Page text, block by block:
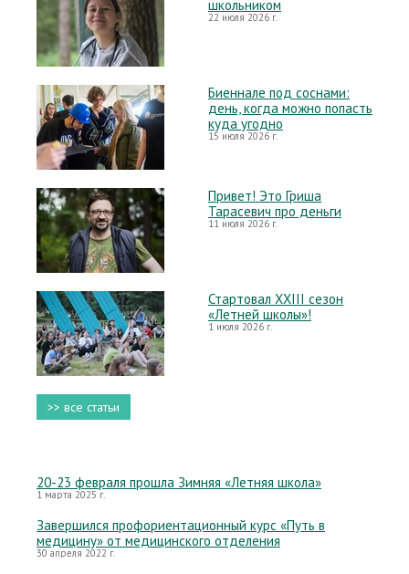
школьником
22 июля 2026 г.
Биеннале под соснами:
день, когда можно попасть
куда угодно
15 июля 2026 г.
Привет! Это Гриша
Тарасевич про деньги
11 июля 2026 г.
Стартовал XXIII сезон
«Летней школы»!
1 июля 2026 г.
>> все статьи
20-23 февраля прошла Зимняя «Летняя школа»
1 марта 2025 г.
Завершился профориентационный курс «Путь в
медицину» от медицинского отделения
30 апреля 2022 г.